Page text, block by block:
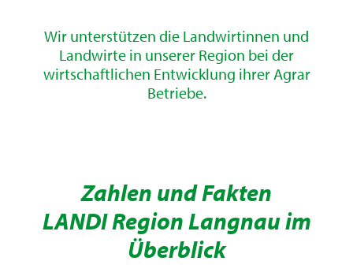
Wir unterstützen die Landwirtinnen und
Landwirte in unserer Region bei der
wirtschaftlichen Entwicklung ihrer Agrar
Betriebe.
Zahlen und Fakten
LANDI Region Langnau im
Überblick